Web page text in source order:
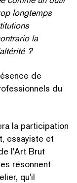
longtemps
la
?
de
du
la par­tic­i­pa­tion
essayiste et
l'Art Brut
résonnent
qu'il